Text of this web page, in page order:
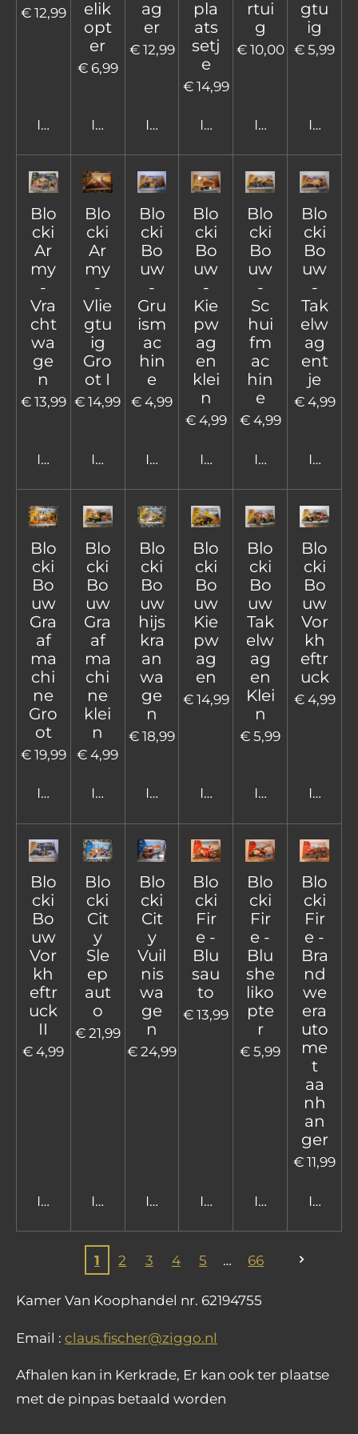
€ 12,99
In winkelwagen
elik
opt
er
€ 6,99
In winkelwagen
ag
er
€ 12,99
In winkelwagen
pla
ats
setj
e
€ 14,99
In winkelwagen
rtui
g
€ 10,00
In
gtu
ig
€ 5,99
In
Blo
cki
Ar
my
-
Vra
cht
wa
ge
n
€ 13,99
In winkelwagen
Blo
cki
Ar
my
-
Vlie
gtu
ig
Gro
ot I
€ 14,99
In winkelwagen
Blo
cki
Bo
uw
-
Gru
ism
ac
hin
e
€ 4,99
In winkelwagen
Blo
cki
Bo
uw
-
Kie
pw
ag
en
klei
n
€ 4,99
In winkelwagen
Blo
cki
Bo
uw
-
Sc
hui
fm
ac
hin
e
€ 4,99
In
Blo
cki
Bo
uw
-
Tak
elw
ag
ent
je
€ 4,99
In
Blo
cki
Bo
uw
Gra
af
ma
chi
ne
Gro
ot
€ 19,99
In winkelwagen
Blo
cki
Bo
uw
Gra
af
ma
chi
ne
klei
n
€ 4,99
In winkelwagen
Blo
cki
Bo
uw
hijs
kra
an
wa
ge
n
€ 18,99
In winkelwagen
Blo
cki
Bo
uw
Kie
pw
ag
en
€ 14,99
In winkelwagen
Blo
cki
Bo
uw
Tak
elw
ag
en
Klei
n
€ 5,99
In
Blo
cki
Bo
uw
Vor
kh
eftr
uck
€ 4,99
In
Blo
cki
Bo
uw
Vor
kh
eftr
uck
II
€ 4,99
In winkelwagen
Blo
cki
Cit
y
Sle
ep
aut
o
€ 21,99
In winkelwagen
Blo
cki
Cit
y
Vuil
nis
wa
ge
n
€ 24,99
In winkelwagen
Blo
cki
Fir
e -
Blu
sau
to
€ 13,99
In winkelwagen
Blo
cki
Fir
e -
Blu
she
liko
pte
r
€ 5,99
In
Blo
cki
Fir
e -
Bra
nd
we
era
uto
me
t
aa
nh
an
ger
€ 11,99
In
1 2 3 4 5 66
Kamer Van Koophandel nr. 62194755
Email : claus.fischer@ziggo.nl
Afhalen kan in Kerkrade, Er kan ook ter plaatse
met de pinpas betaald worden